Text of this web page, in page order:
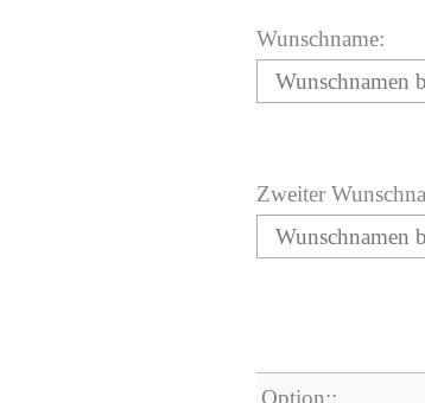
Wunschname:
Zweiter
Option::